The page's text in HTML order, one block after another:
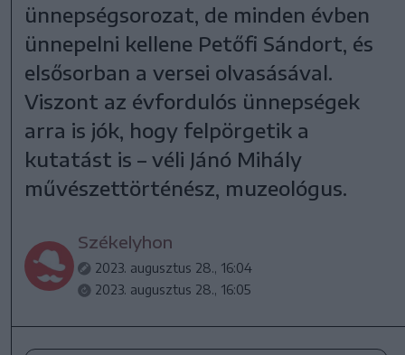
ünnepségsorozat, de minden évben
ünnepelni kellene Petőfi Sándort, és
elsősorban a versei olvasásával.
Viszont az évfordulós ünnepségek
arra is jók, hogy felpörgetik a
kutatást is – véli Jánó Mihály
művészettörténész, muzeológus.
Székelyhon
2023. augusztus 28., 16:04
2023. augusztus 28., 16:05